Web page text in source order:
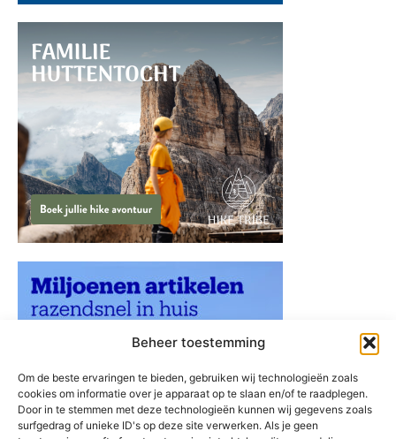
Beheer toestemming
Om de beste ervaringen te bieden, gebruiken wij technologieën zoals
cookies om informatie over je apparaat op te slaan en/of te raadplegen.
Door in te stemmen met deze technologieën kunnen wij gegevens zoals
surfgedrag of unieke ID's op deze site verwerken. Als je geen